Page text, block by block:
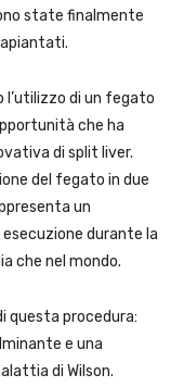
state finalmente
l’utilizzo di un fegato
che ha
di split liver.
del fegato in due
un
durante la
che nel mondo.
questa procedura:
e una
di Wilson.